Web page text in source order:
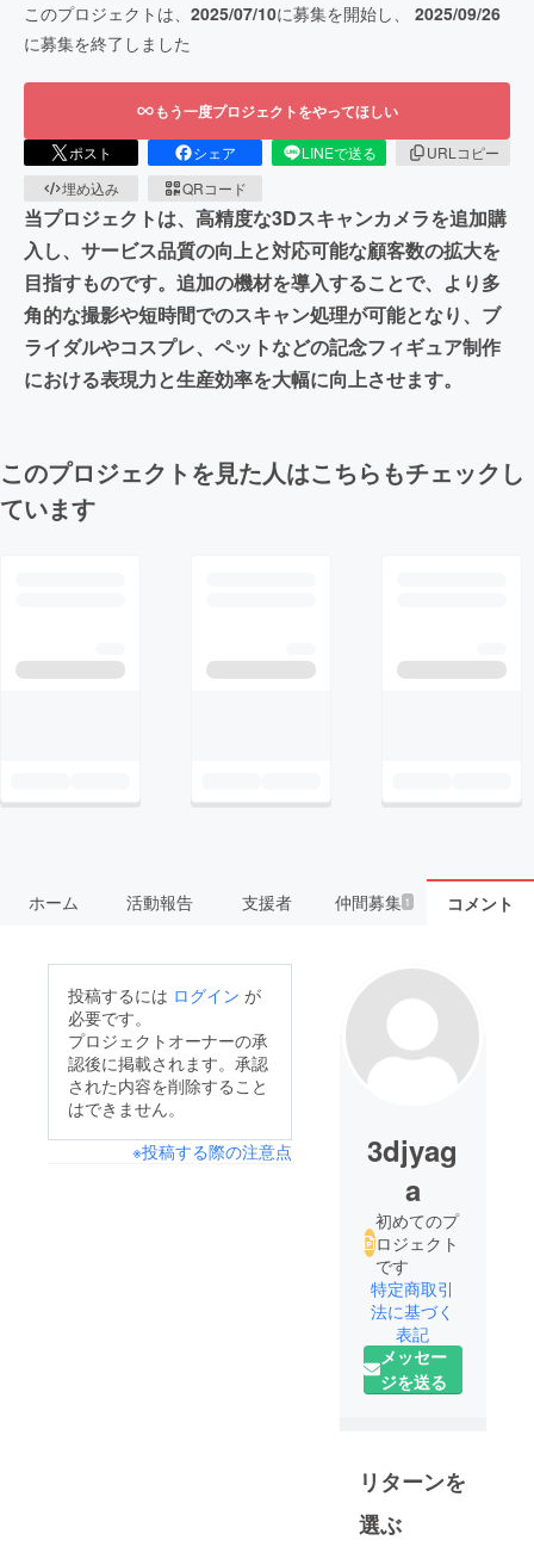
このプロジェクトは、 2025/07/10に募集を開始し、 2025/09/26
に募集を終了しました
もう一度プロジェクトをやってほしい
ポスト シェア LINEで送る
URLコピー
埋め込み
QRコード
当プロジェクトは、高精度な3Dスキャンカメラを追加購
入し、サービス品質の向上と対応可能な顧客数の拡大を
目指すものです。追加の機材を導入することで、より多
角的な撮影や短時間でのスキャン処理が可能となり、ブ
ライダルやコスプレ、ペットなどの記念フィギュア制作
における表現力と生産効率を大幅に向上させます。
このプロジェクトを見た人はこちらもチェックし
ています
ホーム 活動報告 支援者 仲間募集 1 コメント
投稿するには ログイン が
必要です。
プロジェクトオーナーの承
認後に掲載されます。承認
された内容を削除すること
はできません。
※投稿する際の注意点
3djyag
a
初めてのプ
ロジェクト
です
特定商取引
法に基づく
表記
メッセー
ジを送る
リターンを
選ぶ